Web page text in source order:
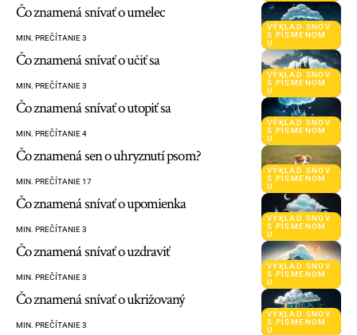
VÝKLAD SNOV
S PÍSMENOM
U
Čo znamená snívať o umelec
MIN. PREČÍTANIE 3
VÝKLAD SNOV
S PÍSMENOM
U
Čo znamená snívať o učiť sa
MIN. PREČÍTANIE 3
VÝKLAD SNOV
S PÍSMENOM
U
Čo znamená snívať o utopiť sa
MIN. PREČÍTANIE 4
VÝKLAD SNOV
S PÍSMENOM
U
Čo znamená sen o uhryznutí psom?
MIN. PREČÍTANIE 17
VÝKLAD SNOV
S PÍSMENOM
U
Čo znamená snívať o upomienka
MIN. PREČÍTANIE 3
VÝKLAD SNOV
S PÍSMENOM
U
Čo znamená snívať o uzdraviť
MIN. PREČÍTANIE 3
VÝKLAD SNOV
S PÍSMENOM
U
Čo znamená snívať o ukrižovaný
MIN. PREČÍTANIE 3